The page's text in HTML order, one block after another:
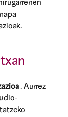
. Aurrez